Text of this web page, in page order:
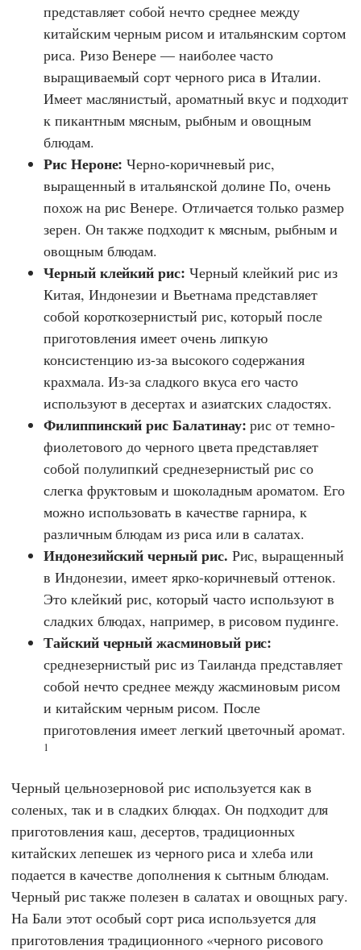
представляет собой нечто среднее между
китайским черным рисом и итальянским сортом
риса. Ризо Венере — наиболее часто
выращиваемый сорт черного риса в Италии.
Имеет маслянистый, ароматный вкус и подходит
к пикантным мясным, рыбным и овощным
блюдам.
Рис Нероне: Черно-коричневый рис,
выращенный в итальянской долине По, очень
похож на рис Венере. Отличается только размер
зерен. Он также подходит к мясным, рыбным и
овощным блюдам.
Черный клейкий рис: Черный клейкий рис из
Китая, Индонезии и Вьетнама представляет
собой короткозернистый рис, который после
приготовления имеет очень липкую
консистенцию из-за высокого содержания
крахмала. Из-за сладкого вкуса его часто
используют в десертах и азиатских сладостях.
Филиппинский рис Балатинау: рис от темно-
фиолетового до черного цвета представляет
собой полулипкий среднезернистый рис со
слегка фруктовым и шоколадным ароматом. Его
можно использовать в качестве гарнира, к
различным блюдам из риса или в салатах.
Индонезийский черный рис. Рис, выращенный
в Индонезии, имеет ярко-коричневый оттенок.
Это клейкий рис, который часто используют в
сладких блюдах, например, в рисовом пудинге.
Тайский черный жасминовый рис:
среднезернистый рис из Таиланда представляет
собой нечто среднее между жасминовым рисом
и китайским черным рисом. После
приготовления имеет легкий цветочный аромат.
1
Черный цельнозерновой рис используется как в
соленых, так и в сладких блюдах. Он подходит для
приготовления каш, десертов, традиционных
китайских лепешек из черного риса и хлеба или
подается в качестве дополнения к сытным блюдам.
Черный рис также полезен в салатах и овощных рагу.
На Бали этот особый сорт риса используется для
приготовления традиционного «черного рисового